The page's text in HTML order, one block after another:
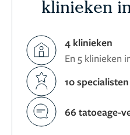
klinieken
4 klinieken
En 5 klinieken
10 specialisten
66 tatoeage-